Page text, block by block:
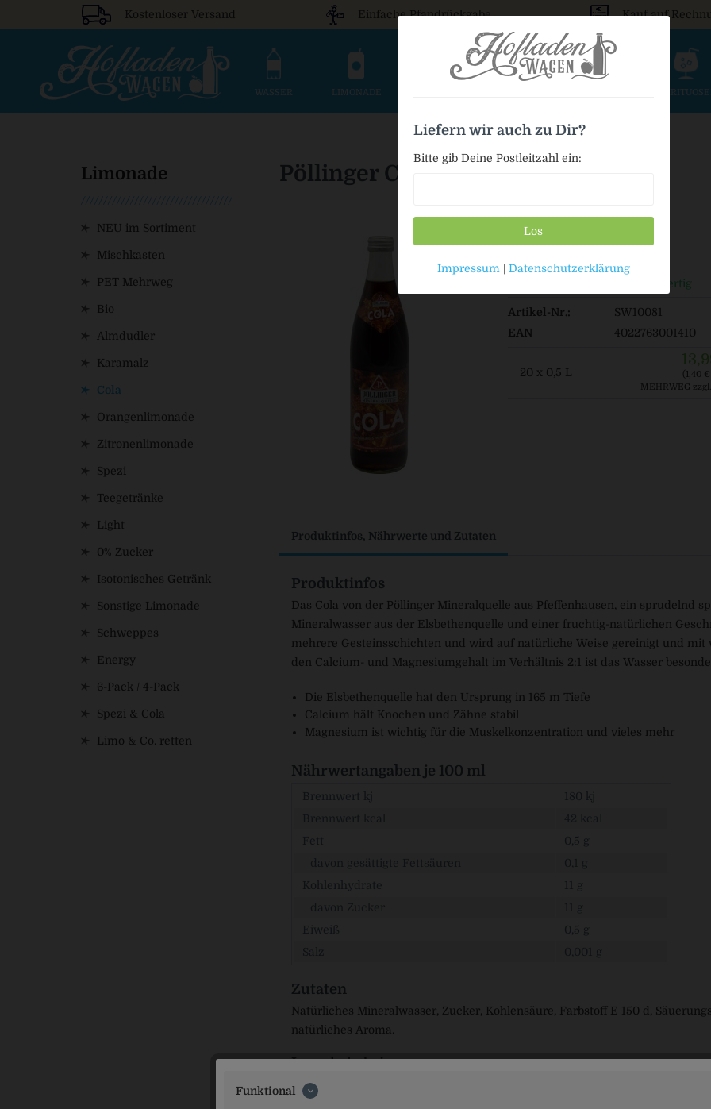
Kostenloser Versand Einfache Pfandrückgabe Kauf auf
WASSER LIMONADE
Limonade
NEU im Sortiment
Mischkasten
PET Mehrweg
Bio
Almdudler
Karamalz
Cola
Orangenlimonade
Zitronenlimonade
Spezi
Teegetränke
Light
0% Zucker
Isotonisches Getränk
Sonstige Limonade
Schweppes
Energy
6-Pack / 4-Pack
Spezi & Cola
Limo & Co. retten
Pöllinger Cola
13,99 € *
Auf Lager / Sofort versandfertig
Artikel-Nr.:
SW10081
EAN
4022763001410
20 x 0,5 L
(1,40
MEHRWEG
Produktinfos, Nährwerte und Zutaten
Produktinfos
Das Cola von der Pöllinger Mineralquelle aus Pfeffenhausen, ein sprudelnd
Mineralwasser aus der Elsbethenquelle und einer fruchtig-natürlichen
mehrere Gesteinsschichten und wird auf natürliche Weise gereinigt und
den Calcium- und Magnesiumgehalt im Verhältnis 2:1 ist das Wasser
Die Elsbethenquelle hat den Ursprung in 165 m Tiefe
Calcium hält Knochen und Zähne stabil
Magnesium ist wichtig für die Muskelkonzentration und vieles mehr
Nährwertangaben je 100 ml
Brennwert kj
180 kj
Fett
0,5 g
Kohlenhydrate
11 g
Eiweiß
0,5 g
Zutaten
Natürliches Mineralwasser, Zucker, Kohlensäure, Farbstoff E 150 d,
natürliches Aroma.
Inverkehrbringer
Pöllinger GmbH & Co. KG, Moosburger Str. 65, 84076 Pfeffenhausen
Funktional
Liefern wir auch zu Dir?
Bitte gib Deine Postleitzahl ein:
Los
Impressum | Datenschutzerklärung